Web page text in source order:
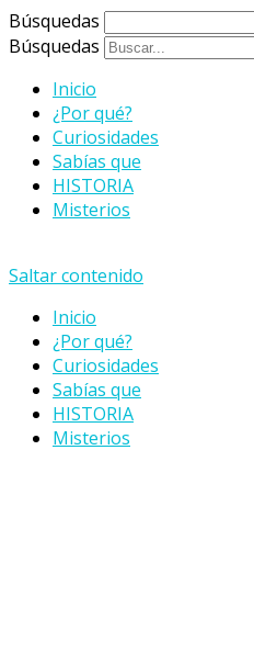
Búsquedas
Búsquedas
Inicio
¿Por qué?
Curiosidades
Sabías que
HISTORIA
Misterios
Saltar contenido
Inicio
¿Por qué?
Curiosidades
Sabías que
HISTORIA
Misterios